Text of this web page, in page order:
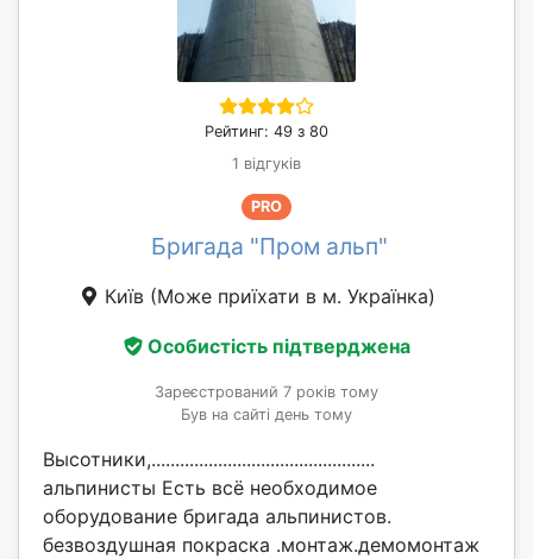
Рейтинг: 49 з 80
1 відгуків
PRO
Бригада "Пром альп"
Київ (Може приїхати в м. Українка)
Особистість підтверджена
Зареєстрований 7 років тому
Був на сайті день тому
Высотники,...............................................
альпинисты Есть всё необходимое
оборудование бригада альпинистов.
безвоздушная покраска .монтаж.демомонтаж